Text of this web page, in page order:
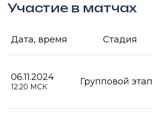
Участие в матчах
Дата, время Стадия
06.11.2024
12:20 МСК Групповой этап